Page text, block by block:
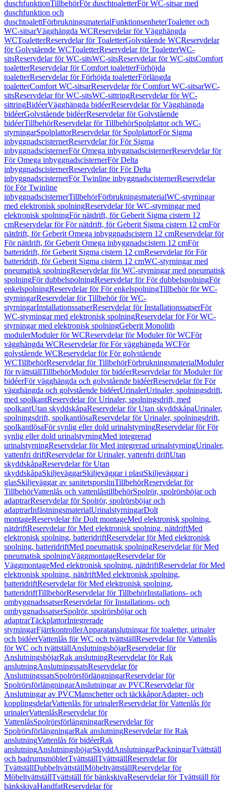
duschfunktionTillbehörFör duschtoaletterFör WC-sitsar med
duschfunktion och
duschtoalettFörbrukningsmaterialFunktionsenheterToaletter och
WC-sitsarVägghängda WCReservdelar för Vägghängda
WCToaletterReservdelar för ToaletterGolvstående WCReservdelar
för Golvstående WCToaletterReservdelar för ToaletterWC-
sitsReservdelar för WC-sitsWC-sitsReservdelar för WC-sitsComfort
toaletterReservdelar för Comfort toaletterFörhöjda
toaletterReservdelar för Förhöjda toaletterFörlängda
toaletterComfort WC-sitsarReservdelar för Comfort WC-sitsarWC-
sitsReservdelar för WC-sitsWC-sittringReservdelar för WC-
sittringBidéerVägghängda bidéerReservdelar för Vägghängda
bidéerGolvstående bidéerReservdelar för Golvstående
bidéerTillbehörReservdelar för TillbehörSpolplattor och WC-
styrningarSpolplattorReservdelar för SpolplattorFör Sigma
inbyggnadscisternerReservdelar för För Sigma
inbyggnadscisternerFör Omega inbyggnadscisternerReservdelar för
För Omega inbyggnadscisternerFör Delta
inbyggnadscisternerReservdelar för För Delta
inbyggnadscisternerFör Twinline inbyggnadscisternerReservdelar
för För Twinline
inbyggnadscisternerTillbehörFörbrukningsmaterialWC-styrningar
med elektronisk spolningReservdelar för WC-styrningar med
elektronisk spolningFör nätdrift, för Geberit Sigma cistern 12
cmReservdelar för För nätdrift, för Geberit Sigma cistern 12 cmFör
nätdrift, för Geberit Omega inbyggnadscistern 12 cmReservdelar för
För nätdrift, för Geberit Omega inbyggnadscistern 12 cmFör
batteridrift, för Geberit Sigma cistern 12 cmReservdelar för För
batteridrift, för Geberit Sigma cistern 12 cmWC-styrningar med
pneumatisk spolningReservdelar för WC-styrningar med pneumatisk
spolningFör dubbelspolningReservdelar för För dubbelspolningFör
enkelspolningReservdelar för För enkelspolningTillbehör för WC-
styrningarReservdelar för Tillbehör för WC-
styrningarInstallationssatserReservdelar för InstallationssatserFör
WC-styrningar med elektronisk spolningReservdelar för För WC-
styrningar med elektronisk spolningGeberit Monolith
modulerModuler för WCReservdelar för Moduler för WCFör
vägghängda WCReservdelar för För vägghängda WCFör
golvstående WCReservdelar för För golvstående
WCTillbehörReservdelar för TillbehörFörbrukningsmaterialModuler
för tvättställTillbehörModuler för bidéerReservdelar för Moduler för
bidéerFör vägghängda och golvstående bidéerReservdelar för För
vägghängda och golvstående bidéerUrinalerUrinaler, spolningsdrift,
med spolkantReservdelar för Urinaler, spolningsdrift, med
spolkantUtan skyddskåpaReservdelar för Utan skyddskåpaUrinaler,
spolningsdrift, spolkantlösaReservdelar för Urinaler, spolningsdrift,
spolkantlösaFör synlig eller dold urinalstyrningReservdelar för För
synlig eller dold urinalstyrningMed integrerad
urinalstyrningReservdelar för Med integrerad urinalstyrningUrinaler,
vattenfri driftReservdelar för Urinaler, vattenfri driftUtan
skyddskåpaReservdelar för Utan
skyddskåpaSkiljeväggarSkiljeväggar i plastSkiljeväggar i
glasSkiljeväggar av sanitetsporslinTillbehörReservdelar för
TillbehörVattenlås och vattenlåstillbehörSpolrör, spolrörsböjar och
adaptrarReservdelar för Spolrör, spolrörsböjar och
adaptrarInfästningsmaterialUrinalstyrningarDolt
montageReservdelar för Dolt montageMed elektronisk spolning,
nätdriftReservdelar för Med elektronisk spolning, nätdriftMed
elektronisk spolning, batteridriftReservdelar för Med elektronisk
spolning, batteridriftMed pneumatisk spolningReservdelar för Med
pneumatisk spolningVäggmontageReservdelar för
VäggmontageMed elektronisk spolning, nätdriftReservdelar för Med
elektronisk spolning, nätdriftMed elektronisk spolning,
batteridriftReservdelar för Med elektronisk spolning,
batteridriftTillbehörReservdelar för TillbehörInstallations- och
ombyggnadssatserReservdelar för Installations- och
ombyggnadssatserSpolrör, spolrörsböjar och
adaptrarTäckplattorIntegrerade
styrningarFjärrkontrollerApparatanslutningar för toaletter, urinaler
och bidéerVattenlås för WC och tvättställReservdelar för Vattenlås
för WC och tvättställAnslutningsböjarReservdelar för
AnslutningsböjarRak anslutningReservdelar för Rak
anslutningAnslutningssatsReservdelar för
AnslutningssatsSpolrörsförlängningarReservdelar för
SpolrörsförlängningarAnslutningar av PVCReservdelar för
Anslutningar av PVCManschetter och täckkåporAdapter- och
kopplingsdelarVattenlås för urinalerReservdelar för Vattenlås för
urinalerVattenlåsReservdelar för
VattenlåsSpolrörsförlängningarReservdelar för
SpolrörsförlängningarRak anslutningReservdelar för Rak
anslutningVattenlås för bidéerRak
anslutningAnslutningsböjarSkyddAnslutningarPackningarTvättställ
och badrumsmöblerTvättställTvättställReservdelar för
TvättställDubbeltvättställMöbeltvättställReservdelar för
MöbeltvättställTvättställ för bänkskivaReservdelar för Tvättställ för
bänkskivaHandfatReservdelar för